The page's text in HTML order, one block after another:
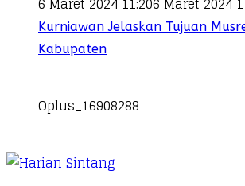
Kurniawan Jelaskan Tujuan
Kabupaten
Oplus_16908288